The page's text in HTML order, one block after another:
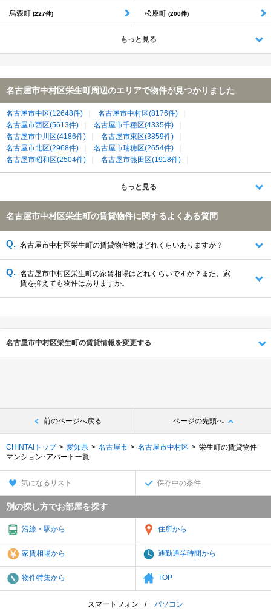
烏森町 (227件) 松原町 (200件)
もっと見る
名古屋市中村区栄生町周辺のエリアで物件が見つかりました
名古屋市中区(12648件)
名古屋市中村区(8176件)
名古屋市西区(5613件)
名古屋市千種区(4335件)
名古屋市中川区(4186件)
名古屋市東区(3859件)
名古屋市北区(2968件)
名古屋市瑞穂区(2654件)
名古屋市昭和区(2504件)
名古屋市熱田区(1918件)
名古屋市南区(1875件)
名古屋市天白区(1746件)
春日井市(1178件)
海部郡蟹江町(106件)
もっと見る
名古屋市中村区栄生町の賃貸物件に関するよくある質問
名古屋市中村区栄生町の賃貸物件数はどれくらいありますか？
名古屋市中村区栄生町の家賃相場はどれくらいですか？また、家
賃を抑えても物件はありますか。
名古屋市中村区栄生町の賃貸情報を変更する
前のページへ戻る ページの先頭へ
CHINTAIトップ 愛知県 名古屋市 名古屋市中村区
栄生町の賃貸物件･
マンション･アパート一覧
気になるリスト 保存中の条件
別の探し方でお部屋を探す
沿線・駅から 住所から
家賃相場から 通勤通学時間から
物件特集から TOP
スマートフォン パソコン